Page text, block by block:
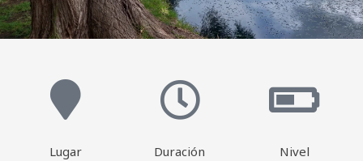
Lugar Duración Nivel